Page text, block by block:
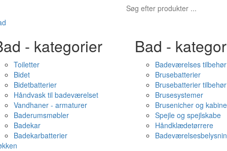
- kategorier
Toiletter
Bidet
Bidetbatterier
Håndvask til badeværelset
Vandhaner - armaturer
Baderumsmøbler
Badekar
Badekarbatterier
Bad -
Badeværelses tilbehør
Brusebatterier
Brusebatterier tilbehør
Brusesystemer
Brusenicher og
Spejle og spejlskabe
Håndklædetørrere